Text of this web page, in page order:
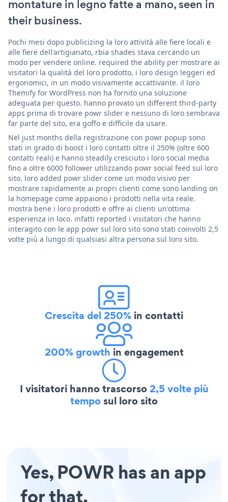
montature in legno fatte a mano, seen in
their business.
Pochi mesi dopo publicizing la loro attività alle fiere locali e
alle fiere dell'artigianato, rbia shades stava cercando un
modo per vendere online. required the ability per mostrare ai
visitatori la qualità del loro prodotto, i loro design leggeri ed
ergonomici, in un modo visivamente accattivante. il loro
Themify for WordPress non ha fornito una soluzione
adeguata per questo. hanno provato un different third-party
apps prima di trovare powr slider e nessuno di loro sembrava
far parte del sito, era goffo e difficile da usare.
Nel just months della registrazione con powr popup sono
stati in grado di boost i loro contatti oltre il 250% (oltre 600
contatti reali) e hanno steadily cresciuto i loro social media
fino a oltre 6000 follower utilizzando powr social feed sul loro
sito. loro added powr slider come un modo visivo per
mostrare rapidamente ai propri clienti come sono landing on
la homepage come appaiono i prodotti nella vita reale.
mostra bene i loro prodotti e offre ai clienti un'ottima
esperienza in loco. infatti reported i visitatori che hanno
interagito con le app powr sul loro sito sono stati coinvolti 2,5
volte più a lungo di qualsiasi altra persona sul loro sito.
Crescita del 250% in contatti
200% growth in engagement
I visitatori hanno trascorso2,5 volte più
temposul loro sito
Yes, POWR has an app
for that.